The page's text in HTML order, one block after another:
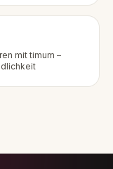
mit timum –